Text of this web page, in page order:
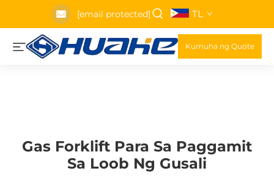
[email protected] TL
Kumuha ng Quote
Gas Forklift Para Sa Paggamit
Sa Loob Ng Gusali